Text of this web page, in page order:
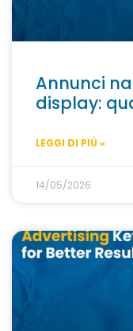
Annunci
display:
LEGGI DI PIÙ »
14/05/2026